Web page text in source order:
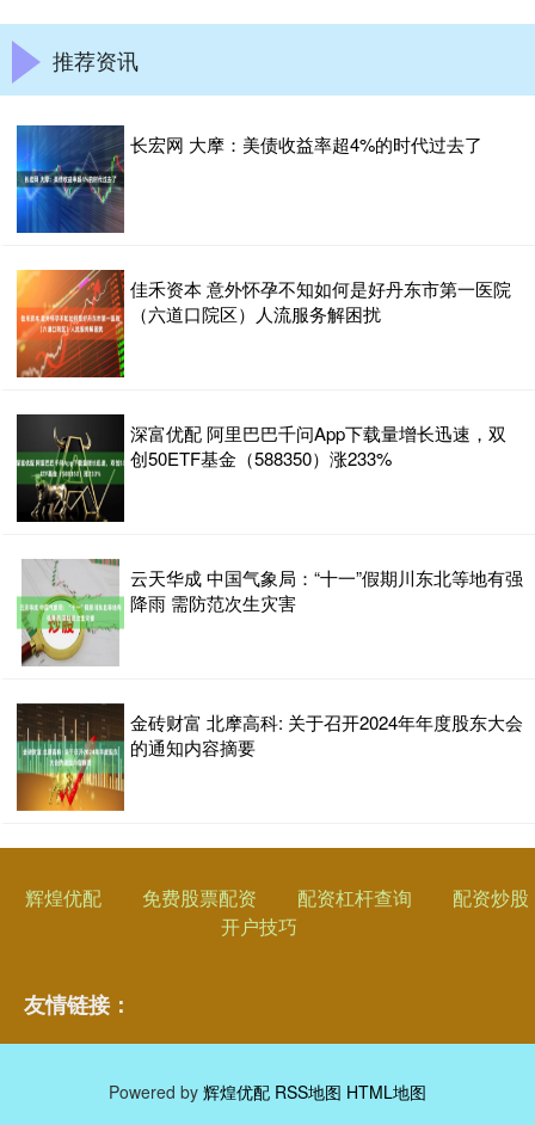
推荐资讯
长宏网 大摩：美债收益率超4%的时代过去了
佳禾资本 意外怀孕不知如何是好丹东市第一医院
（六道口院区）人流服务解困扰
深富优配 阿里巴巴千问App下载量增长迅速，双
创50ETF基金（588350）涨233%
云天华成 中国气象局：“十一”假期川东北等地有强
降雨 需防范次生灾害
金砖财富 北摩高科: 关于召开2024年年度股东大会
的通知内容摘要
辉煌优配 免费股票配资 配资杠杆查询
配资炒股
开户技巧
友情链接：
Powered by 辉煌优配 RSS地图 HTML地图